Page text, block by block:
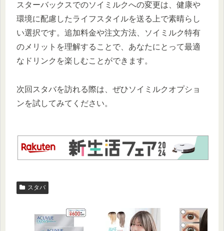
スターバックスでのソイミルクへの変更は、健康や
環境に配慮したライフスタイルを送る上で素晴らし
い選択です。追加料金や注文方法、ソイミルク特有
のメリットを理解することで、あなたにとって最適
なドリンクを楽しむことができます。
次回スタバを訪れる際は、ぜひソイミルクオプショ
ンを試してみてください。
スタバ